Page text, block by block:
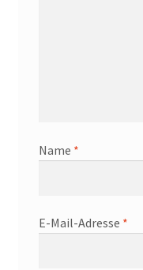
Name *
E-Mail-Adresse *